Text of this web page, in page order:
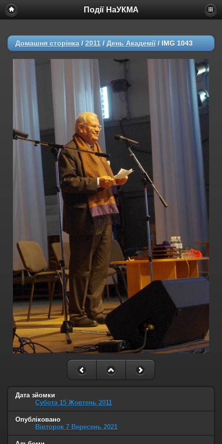
Події НаУКМА
Домашня сторінка / 2011 / День Академії/ IMG 1043
Дата зйомки
Субота 15 Жовтень 2011
Опубліковано
Вівторок 7 Вересень 2021